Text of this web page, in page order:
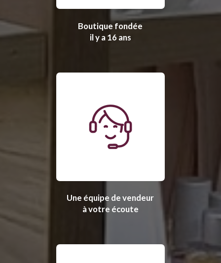
Boutique fondée
il y a 16 ans
Une équipe de vendeur
à votre écoute